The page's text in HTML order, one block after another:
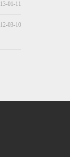
01-11
03-10